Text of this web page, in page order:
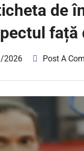
de
față
2026 Post A